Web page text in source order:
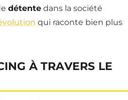
détente dans la société
qui raconte bien plus
À TRAVERS LE